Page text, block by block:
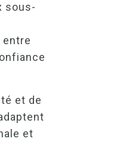
sous-
et de
et